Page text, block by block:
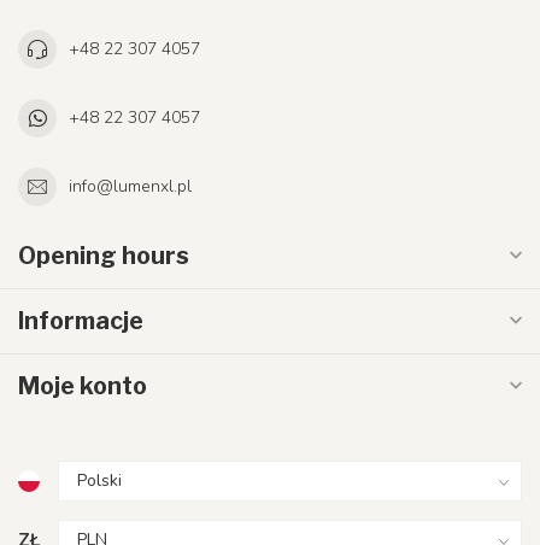
+48 22 307 4057
+48 22 307 4057
info@lumenxl.pl
Opening hours
Informacje
Moje konto
ZŁ